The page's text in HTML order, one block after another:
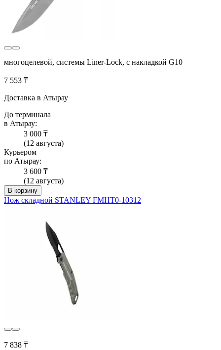
многоцелевой, системы Liner-Lock, с накладкой G10
7 553 ₸
Доставка в Атырау
До терминала
в Атырау:
3 000 ₸
(12 августа)
Курьером
по Атырау:
3 600 ₸
(12 августа)
В корзину
Нож складной STANLEY FMHT0-10312
7 838 ₸